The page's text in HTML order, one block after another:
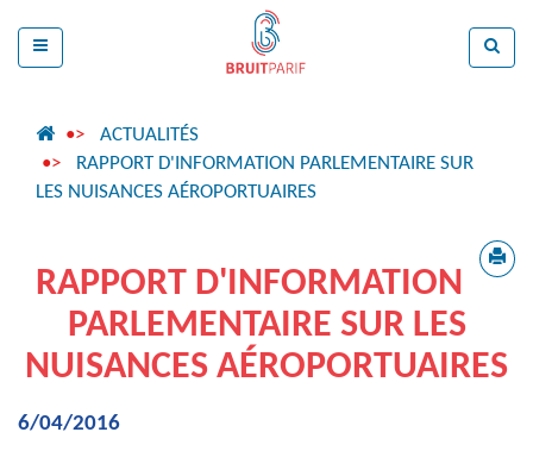
ACTUALITÉS
RAPPORT D'INFORMATION PARLEMENTAIRE SUR
LES NUISANCES AÉROPORTUAIRES
RAPPORT D'INFORMATION
PARLEMENTAIRE SUR LES
NUISANCES AÉROPORTUAIRES
6/04/2016